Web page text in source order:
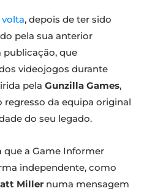
, depois de ter sido
pela sua anterior
publicação, que
videojogos durante
pela Gunzilla Games,
da equipa original
do seu legado.
que a Game Informer
independente, como
Miller numa mensagem